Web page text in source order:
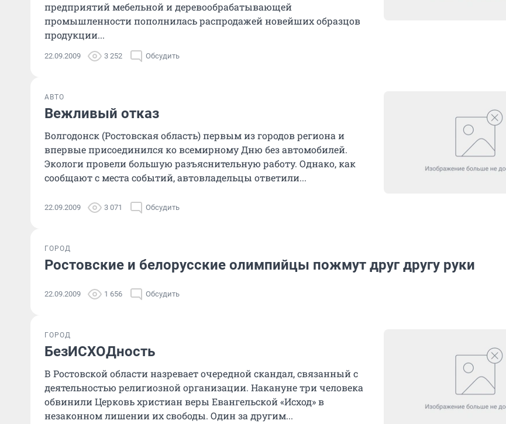
предприятий мебельной и деревообрабатывающей
промышленности пополнилась распродажей новейших образцов
продукции...
22.09.2009 3 252 Обсудить
АВТО
Вежливый отказ
Волгодонск (Ростовская область) первым из городов региона и
впервые присоединился ко всемирному Дню без автомобилей.
Экологи провели большую разъяснительную работу. Однако, как
сообщают с места событий, автовладельцы ответили...
22.09.2009 3 071 Обсудить
ГОРОД
Ростовские и белорусские олимпийцы пожмут друг другу руки
22.09.2009 1 656 Обсудить
ГОРОД
БезИСХОДность
В Ростовской области назревает очередной скандал, связанный с
деятельностью религиозной организации. Накануне три человека
обвинили Церковь христиан веры Евангельской «Исход» в
незаконном лишении их свободы. Один за другим...